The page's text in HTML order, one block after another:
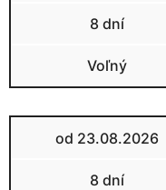
8 dní
Voľný
od 23.08.2026
8 dní